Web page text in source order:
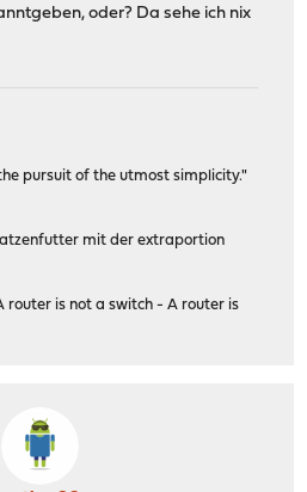
oder? Da sehe ich nix
pursuit of the utmost simplicity."
mit der extraportion
router is not a switch - A router is